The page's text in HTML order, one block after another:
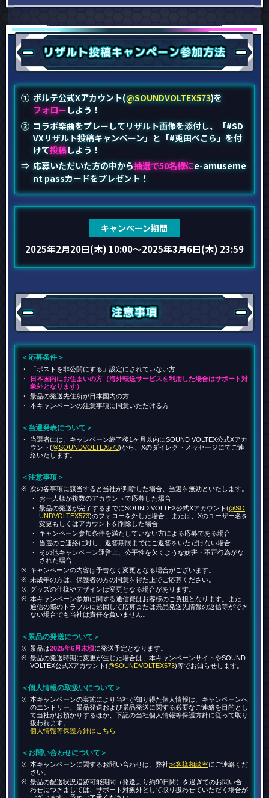
リザルト投稿キャンペーン参加方法
ボルテ公式Xアカウント(@SOUNDVOLTEX573)を
フォロー しよう！
コラボ楽曲をプレーしてリザルト画像を添付し、「#SD
VXリザルト投稿キャンペーン」と「#兎田ぺこら」を付
けて投稿しよう！
応募いただいた方の中から抽選で50名様にe-amuseme
nt passカードをプレゼント！
キャンペーン期間
2025年2月20日(木) 10:00～2025年3月6日(木) 23:59
注意事項
＜応募条件＞
「ポストを非公開にする」設定にされていない方
日本国内にお住まいの方（海外転送サービスを利用した場合はサポート対
象外となります）
景品の発送先住所が日本国内の方
本キャンペーンの注意事項に同意いただける方
＜当選発表について＞
当選者には、キャンペーン終了後1ヶ月以内にSOUND VOLTEX公式Xアカ
ウント(@SOUNDVOLTEX573)から、Xのダイレクトメッセージにてご連
絡いたします。
＜注意事項＞
次の各事項に該当すると当社が判断した場合、当選を無効といたします。
お一人様が複数のアカウントで応募した場合
景品の発送が完了するまでにSOUND VOLTEX公式Xアカウント(@SO
UNDVOLTEX573)のフォローを外した場合、または、Xのユーザー名を
変更もしくはアカウントを削除した場合
キャンペーン参加条件を満たしていない方による応募である場合
当選のご連絡に対し、返答期限までにご返答をいただけない場合
その他キャンペーン運営上、公平性を欠くような妨害・不正行為がな
された場合
キャンペーンの内容は予告なく変更となる場合がございます。
未成年の方は、保護者の方の同意を得た上でご応募ください。
グッズの仕様やデザインは変更となる場合があります。
本キャンペーン参加に関する通信費はお客様のご負担となります。また、
通信の際のトラブルに起因して応募または景品発送先情報の返信等ができ
ない場合でも当社は責任を負いません。
＜景品の発送について＞
景品は2025年6月末頃に発送予定となります。
景品の発送時期に変更が生じた場合は、本キャンペーンサイトやSOUND
VOLTEX公式Xアカウント(@SOUNDVOLTEX573)等でお知らせします。
＜個人情報の取扱いについて＞
本キャンペーンの実施により当社が知り得た個人情報は、キャンペーンへ
のエントリー、景品発送および景品発送に関する必要なご連絡を目的とし
て当社がお預かりするほか、下記の当社個人情報等保護方針に従って取り
扱われます。
個人情報等保護方針はこちら
＜お問い合わせについて＞
本キャンペーンに関するお問い合わせは、弊社お客様相談室にご連絡くだ
さい。
景品の配送状況追跡可能期間（発送より約90日間）を過ぎてのお問い合
わせにつきましては、サポート対象外として取り扱わせていただく場合が